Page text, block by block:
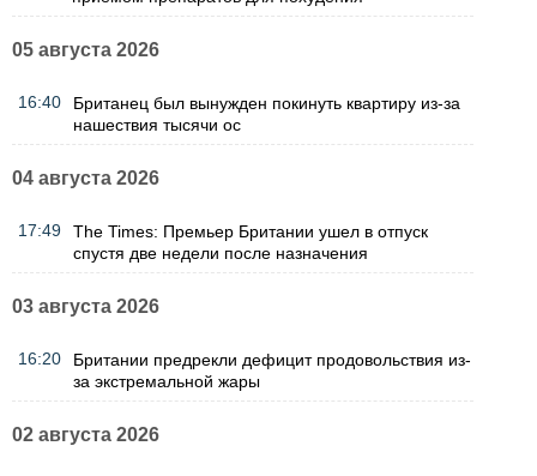
05 августа 2026
16:40
Британец был вынужден покинуть квартиру из-за
нашествия тысячи ос
04 августа 2026
17:49
The Times: Премьер Британии ушел в отпуск
спустя две недели после назначения
03 августа 2026
16:20
Британии предрекли дефицит продовольствия из-
за экстремальной жары
02 августа 2026